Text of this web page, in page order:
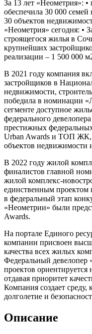
За 13 лет «Неометрия»: •
обеспечила 30 000
30 объектов
«Неометрия» сегодня: •
строящегося жилья в
крупнейших
реализации – 1 500 000
В 2021 году компания
застройщиков в
недвижимости,
победила в номинации
сегменте доступное
федерального
престижных
Urban Awards и ТОП ЖК,
объектов недвижимости
В 2022 году жилой
финалистов главной
жилой комплекс-
единственным проектом
в федеральный этап
«Неометрии» были
Awards.
На портале Единого
компании присвоен
качества всех жилых
Федеральный девелопер
проектов ориентируется
отдавая приоритет
Компания создает среду,
долголетие и
Описание